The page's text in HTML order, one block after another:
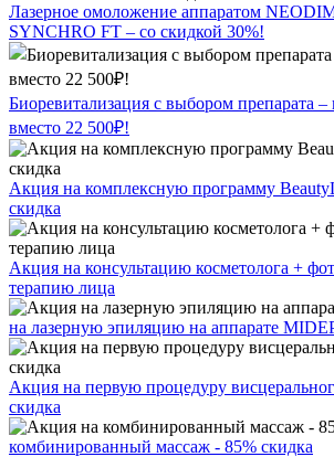
Лазерное омоложение аппаратом
SYNCHRO FT – со скидкой 30%!
Биоревитализация с выбором препарата –
вместо 22 500₽!
Акция на комплексную программу
скидка
Акция на консультацию косметолога +
терапию лица
на лазерную эпиляцию на аппарате
Акция на первую процедуру
скидка
комбинированный массаж - 85% скидка